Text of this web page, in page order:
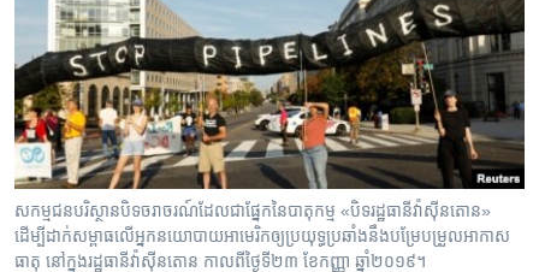
រចនា
សម្ព័ន្ធ​
រំលង​
ទៅ​
កាន់​
វិទ្យុ / ផតខាសថ៍
កម្មវិធីទាំងអស់
Khmer English
បណ្តាញ​សង្គម
សកម្មជន​បរិស្ថាន​បិទ​ចរាចរណ៍​ដែល​ជា​ផ្នែក​នៃ​បាតុកម្ម «បិទ​រដ្ឋធានី​វ៉ាស៊ីនតោន»
ដើម្បី​ដាក់​សម្ពាធ​លើ​អ្នក​នយោបាយ​អាមេរិក​ឲ្យ​ប្រយុទ្ធប្រឆាំង​នឹង​បម្រែបម្រួល​អាកាស
ធាតុ នៅ​ក្នុង​រដ្ឋធានី​វ៉ាស៊ីនតោន កាលពី​ថ្ងៃទី២៣ ខែកញ្ញា ឆ្នាំ២០១៩។